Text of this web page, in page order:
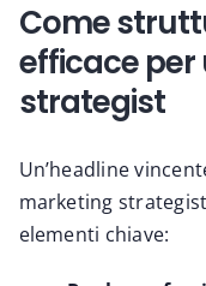
Come
efficace
strategist
Un’headline
marketing
elementi chiave: